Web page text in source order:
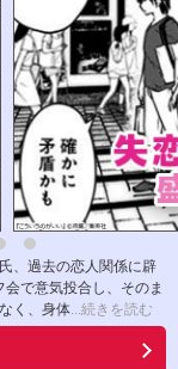
、過去の恋人関係に辟
で意気投合し、そのま
く、身体 ...続きを読む